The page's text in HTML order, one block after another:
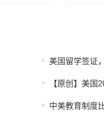
美国留学签证
【原创】美国
中美教育制度